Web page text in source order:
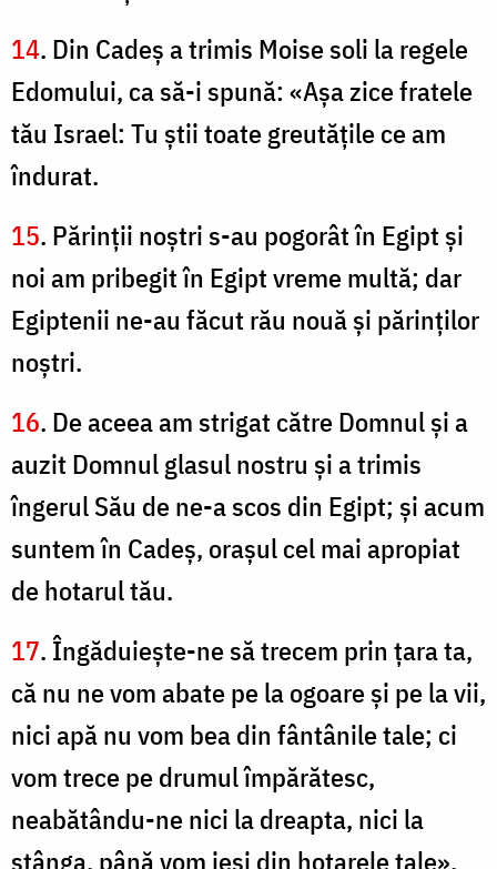
14. Din Cadeş a trimis Moise soli la regele
Edomului, ca să-i spună: «Aşa zice fratele
tău Israel: Tu ştii toate greutăţile ce am
îndurat.
15. Părinţii noştri s-au pogorât în Egipt şi
noi am pribegit în Egipt vreme multă; dar
Egiptenii ne-au făcut rău nouă şi părinţilor
noştri.
16. De aceea am strigat către Domnul şi a
auzit Domnul glasul nostru şi a trimis
îngerul Său de ne-a scos din Egipt; şi acum
suntem în Cadeş, oraşul cel mai apropiat
de hotarul tău.
17. Îngăduieşte-ne să trecem prin ţara ta,
că nu ne vom abate pe la ogoare şi pe la vii,
nici apă nu vom bea din fântânile tale; ci
vom trece pe drumul împărătesc,
neabătându-ne nici la dreapta, nici la
stânga, până vom ieşi din hotarele tale».